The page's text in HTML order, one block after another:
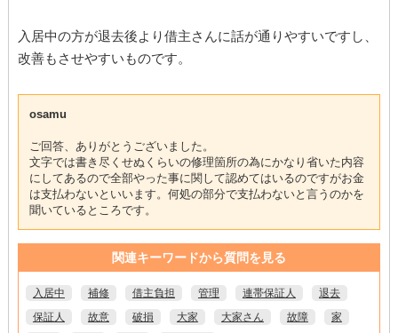
入居中の方が退去後より借主さんに話が通りやすいですし、
改善もさせやすいものです。
osamu
ご回答、ありがとうございました。
文字では書き尽くせぬくらいの修理箇所の為にかなり省いた内容
にしてあるので全部やった事に関して認めてはいるのですがお金
は支払わないといいます。何処の部分で支払わないと言うのかを
聞いているところです。
関連キーワードから質問を見る
入居中 補修 借主負担 管理 連帯保証人
退去
保証人
故意 破損 大家 大家さん 故障
家